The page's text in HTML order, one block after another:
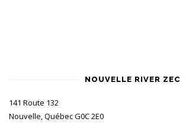
NOUVELLE RIVER ZEC
141 Route 132
Nouvelle, Québec G0C 2E0